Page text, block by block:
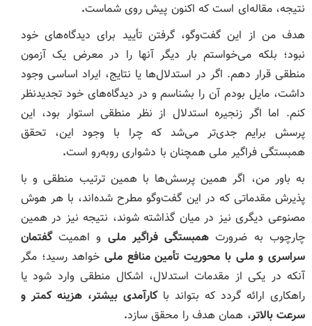
نتیجه، مقاله‌ای است که اکنون پیش روی شماست.
هدف من از این گفت‌وگو، گرفتن تأیید برای دیدگاه‌های خود
نبود؛ بلکه می‌خواستم بار دیگر آنها را در معرض یک آزمون
منطقی قرار دهم. اگر در استدلال‌ها یا نتایج، ایراد اساسی وجود
داشت، مایل بودم آن را بشناسم و در دیدگاه‌های خود تجدیدنظر
کنم. اما اگر زنجیره استدلال از نظر منطقی استوار بود، این
پرسش برایم جدی‌تر می‌شد که چرا با وجود این، تحقق
همبستگی فراگیر ملی همچنان با دشواری روبه‌رو است.
به باور من، اگر همین پرسش‌ها با همین ترتیب منطقی و با
پذیرش مقدماتی که در این گفت‌وگو مطرح شده‌اند، با هر هوش
مصنوعی دیگری نیز در میان گذاشته شوند، نتیجه نیز در همین
چارچوب به ضرورت همبستگی فراگیر ملی و اهمیتگفتمان
سراسری و ملی با محوریت تأمین منافع ملیخواهد رسید؛ مگر
آنکه در یکی از مقدمات استدلال، اشکال منطقی وارد شود یا
راهکاری ارائه گردد که بتواند باکارآمدی بیشتر، هزینه کمتر و
سرعت بالاتر، همان هدف را محقق سازد.